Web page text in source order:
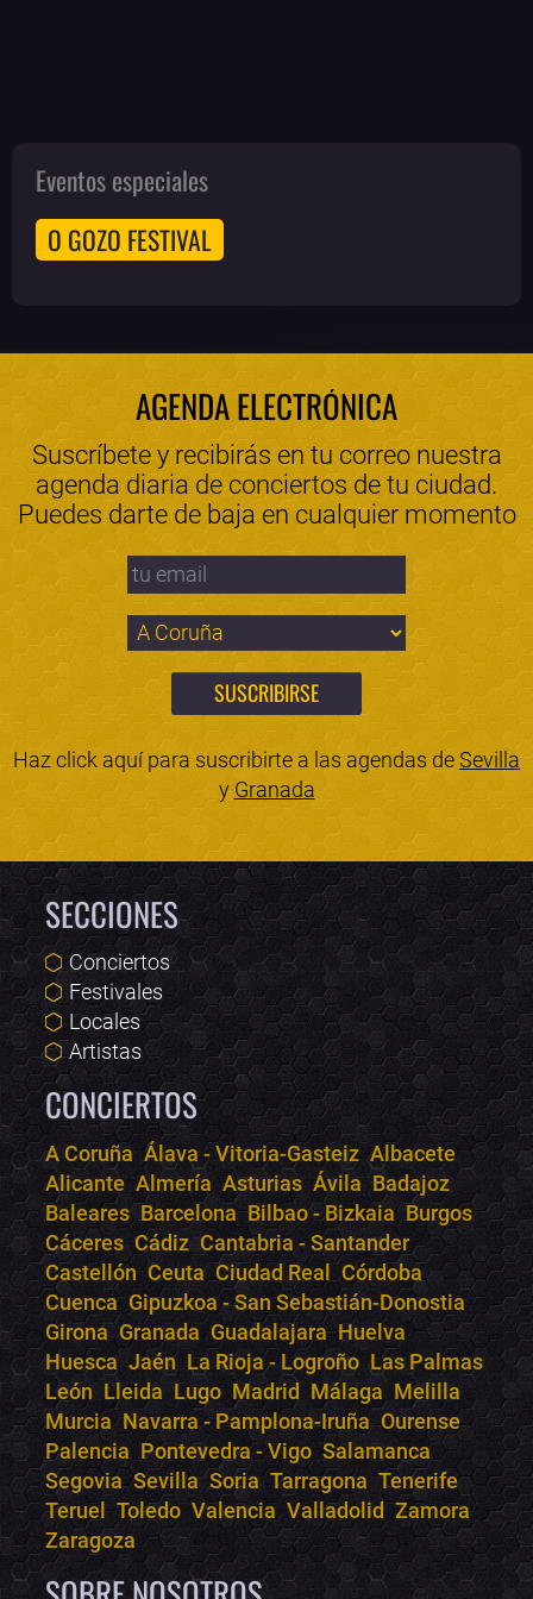
Eventos especiales
O GOZO FESTIVAL
AGENDA ELECTRÓNICA
Suscríbete y recibirás en tu correo nuestra
agenda diaria de conciertos de tu ciudad.
Puedes darte de baja en cualquier momento
Haz click aquí para suscribirte a las agendas deSevilla
y Granada
SECCIONES
Conciertos
Festivales
Locales
Artistas
CONCIERTOS
A Coruña Álava - Vitoria-Gasteiz Albacete
Alicante Almería Asturias Ávila Badajoz
Baleares Barcelona Bilbao - Bizkaia Burgos
Cáceres Cádiz Cantabria - Santander
Castellón Ceuta Ciudad Real Córdoba
Cuenca Gipuzkoa - San Sebastián-Donostia
Girona Granada Guadalajara Huelva
Huesca Jaén La Rioja - Logroño Las Palmas
León Lleida Lugo Madrid Málaga Melilla
Murcia Navarra - Pamplona-Iruña Ourense
Palencia Pontevedra - Vigo Salamanca
Segovia Sevilla Soria Tarragona Tenerife
Teruel Toledo Valencia Valladolid Zamora
Zaragoza
Bololoco · conciertos.club
Online · Te ayudo a encontrar conciertos